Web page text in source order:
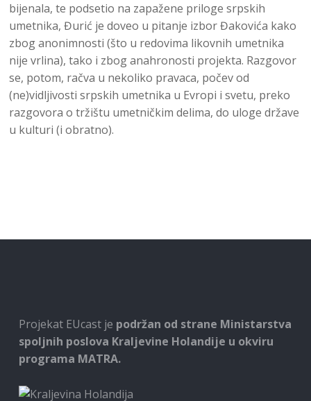
bijenala, te podsetio na zapažene priloge srpskih
umetnika, Đurić je doveo u pitanje izbor Đakovića kako
zbog anonimnosti (što u redovima likovnih umetnika
nije vrlina), tako i zbog anahronosti projekta. Razgovor
se, potom, račva u nekoliko pravaca, počev od
(ne)vidljivosti srpskih umetnika u Evropi i svetu, preko
razgovora o tržištu umetničkim delima, do uloge države
u kulturi (i obratno).
Projekat EUcast je podržan od strane Ministarstva
spoljnih poslova Kraljevine Holandije u okviru
programa MATRA.